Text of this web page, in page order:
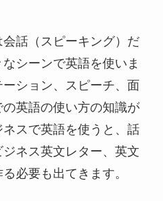
話（スピーキング）だ
シーンで英語を使いま
ション、スピーチ、面
英語の使い方の知識が
スで英語を使うと、話
ネス英文レター、英文
必要も出てきます。